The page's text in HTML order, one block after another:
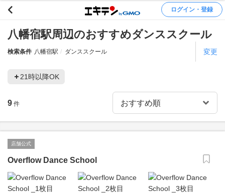
ログイン・登録
八幡宿駅周辺のおすすめダンススクール
検索条件 八幡宿駅 ダンススクール 変更
21時以降OK
9 件
店舗公式
Overflow Dance School